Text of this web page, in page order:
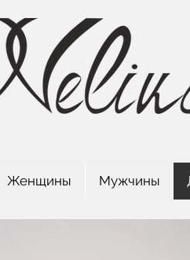
Женщины Мужчины